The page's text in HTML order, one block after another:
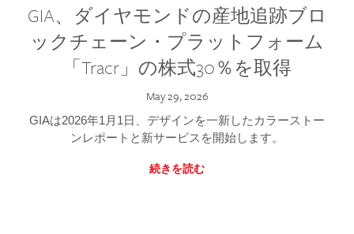
GIA、ダイヤモンドの産地追跡ブロ
ックチェーン・プラットフォーム
「Tracr」の株式30％を取得
May 29, 2026
GIAは2026年1月1日、デザインを一新したカラーストー
ンレポートと新サービスを開始します。
続きを読む